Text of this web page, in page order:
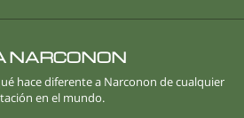
NARCONON
hace diferente a Narconon de cualquier
en el mundo.